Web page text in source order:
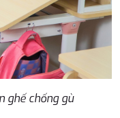
ghế chống gù